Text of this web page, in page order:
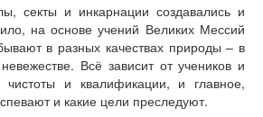
секты и инкарнации создавались и
на основе учений Великих Мессий
в разных качествах природы – в
Всё зависит от учеников и
чистоты и квалификации, и главное,
и какие цели преследуют.